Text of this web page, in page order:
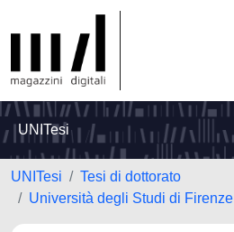
UNITesi
UNITesi
Tesi di dottorato
Università degli Studi di Firenze